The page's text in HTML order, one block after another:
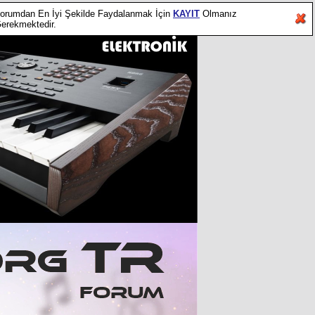
En İyi Şekilde Faydalanmak İçin KAYIT Olmanız